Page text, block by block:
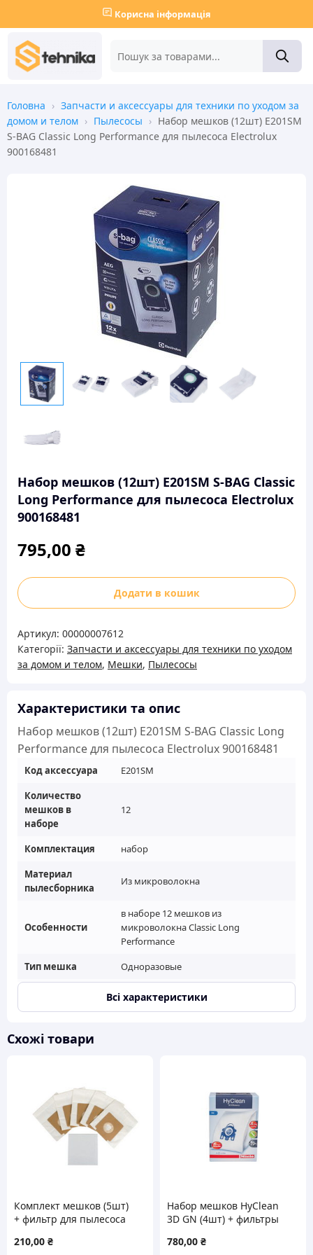
Корисна інформація
Головна › Запчасти и аксессуары для техники по уходом за
домом и телом › Пылесосы › Набор мешков (12шт) E201SM
S-BAG Classic Long Performance для пылесоса Electrolux
900168481
Набор мешков (12шт) E201SM S-BAG Classic
Long Performance для пылесоса Electrolux
900168481
795,00 ₴
Набор
мешков
E201SM
S-
BAG
Long
Performance
для
Electrolux
900168481
кількість
Додати в кошик
Артикул: 00000007612
Категорії: Запчасти и аксессуары для техники по уходом
за домом и телом, Мешки, Пылесосы
Характеристики та опис
Набор мешков (12шт) E201SM S-BAG Classic Long
Performance для пылесоса Electrolux 900168481
Код аксессуара
E201SM
Количество
мешков в
наборе
12
Комплектация
набор
Материал
пылесборника
Из микроволокна
Особенности
в наборе 12 мешков из
микроволокна Classic Long
Performance
Тип мешка
Одноразовые
Всі характеристики
Схожі товари
Комплект мешков (5шт)
+ фильтр для пылесоса
210,00 ₴
Набор мешков HyClean
3D GN (4шт) + фильтры
41996572D (9153500)
780,00 ₴